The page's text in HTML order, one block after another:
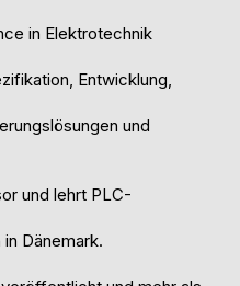
in Elektrotechnik
Entwicklung,
und
und lehrt PLC-
Dänemark.